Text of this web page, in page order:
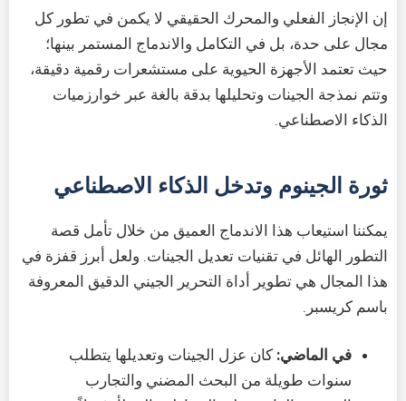
إن الإنجاز الفعلي والمحرك الحقيقي لا يكمن في تطور كل
مجال على حدة، بل في التكامل والاندماج المستمر بينها؛
حيث تعتمد الأجهزة الحيوية على مستشعرات رقمية دقيقة،
وتتم نمذجة الجينات وتحليلها بدقة بالغة عبر خوارزميات
الذكاء الاصطناعي.
ثورة الجينوم وتدخل الذكاء الاصطناعي
يمكننا استيعاب هذا الاندماج العميق من خلال تأمل قصة
التطور الهائل في تقنيات تعديل الجينات. ولعل أبرز قفزة في
هذا المجال هي تطوير أداة التحرير الجيني الدقيق المعروفة
باسم كريسبر.
في الماضي: كان عزل الجينات وتعديلها يتطلب
سنوات طويلة من البحث المضني والتجارب